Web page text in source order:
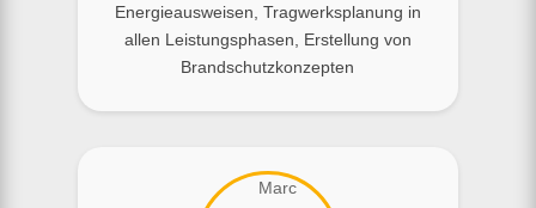
Energieausweisen, Tragwerksplanung in
allen Leistungsphasen, Erstellung von
Brandschutzkonzepten